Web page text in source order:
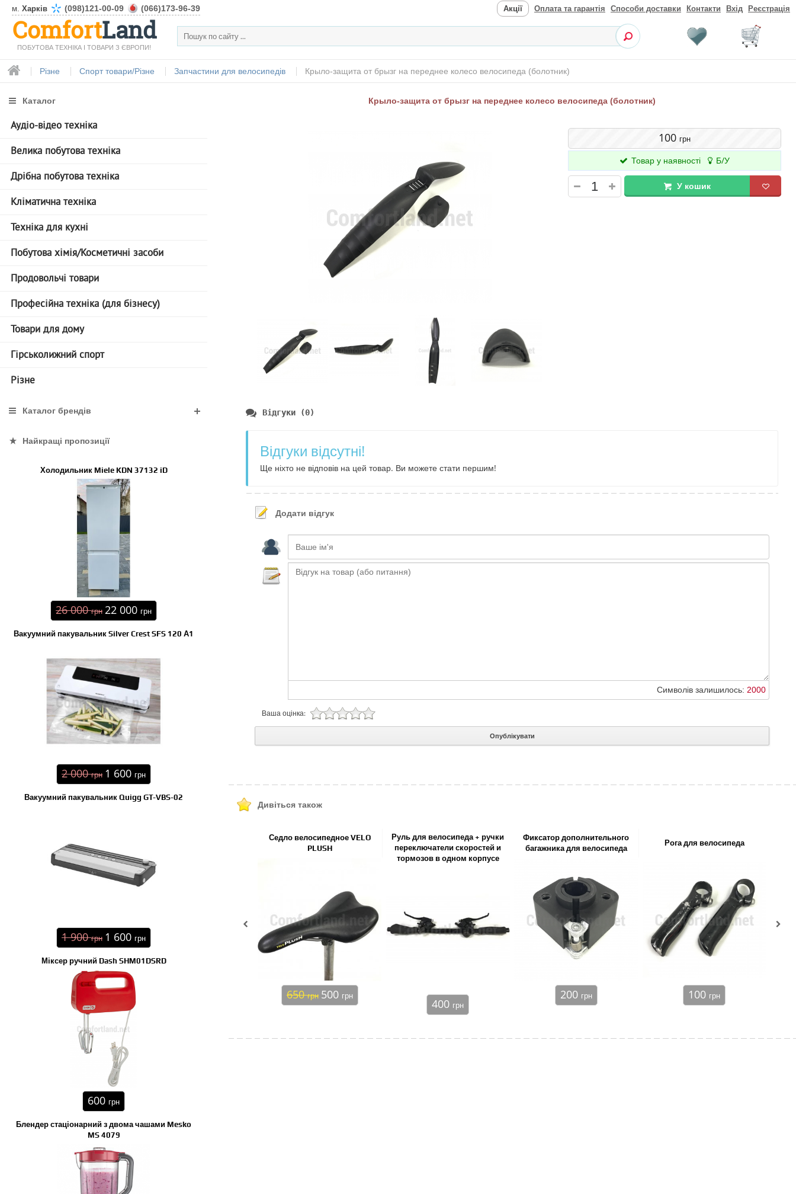
м. Харків (098)121-00-09 (066)173-96-39 Акції Оплата та гарантія Способи доставки Контакти Вхід Реєстрація
ComfortLand
ПОБУТОВА ТЕХНІКА І ТОВАРИ З ЄВРОПИ!
Різне Спорт товари/Різне Запчастини для велосипедів Крыло-защита от брызг на переднее колесо велосипеда (болотник)
Крыло-защита от брызг на переднее колесо велосипеда (болотник)
100 грн
Товар у наявності Б/У
У кошик
Відгуки (0)
Відгуки відсутні!
Ще ніхто не відповів на цей товар. Ви можете стати першим!
Додати відгук
Символів залишилось: 2000
Ваша оцінка:
Опублікувати
Дивіться також
Седло велосипедное VELO
PLUSH
650грн 500 грн
Руль для велосипеда + ручки
переключатели скоростей и
тормозов в одном корпусе
400 грн
Фиксатор дополнительного
багажника для велосипеда
200 грн
Рога для велосипеда
100 грн
Каталог
Аудіо-відео техніка
Велика побутова техніка
Дрібна побутова техніка
Кліматична техніка
Техніка для кухні
Побутова хімія/Косметичні засоби
Продовольчі товари
Професійна техніка (для бізнесу)
Товари для дому
Гірськолижний спорт
Різне
Каталог брендів
Найкращі пропозиції
Холодильник Miele KDN 37132 iD
26 000грн 22 000 грн
Вакуумний пакувальник Silver Crest SFS 120 А1
2 000грн 1 600 грн
Вакуумний пакувальник Quigg GT-VBS-02
1 900грн 1 600 грн
Міксер ручний Dash SHM01DSRD
600 грн
Блендер стаціонарний з двома чашами Mesko
MS 4079